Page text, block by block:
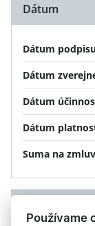
Dátum
Dátum
Dátum
Dátum
Dátum
Suma na
Používame